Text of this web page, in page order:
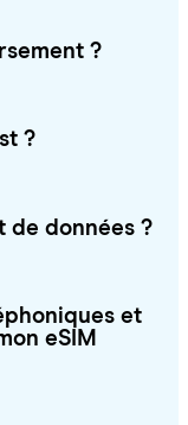
?
?
de données ?
et
eSIM